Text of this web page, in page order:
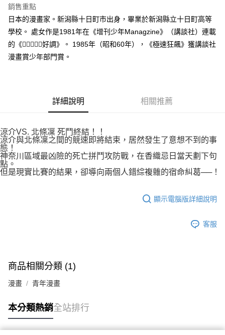
ATM／網路銀行／等多元方式進行付款，方視為交易完成。
※ 請注意：結帳手續完成當下不需立刻繳費，但若您需要取消訂單，請聯絡
購買商品的店家。未經商家同意取消之訂單仍視為有效，需透過AFTEE先享
後付繳納相關費用。
※ 交易是否成功請以「AFTEE先享後付 」之結帳頁面顯示為準，若有關於
是否繳費成功／繳費後需取消欲退款等相關疑問，請聯繫「AFTEE先享後付
易，需依本服務之必要範圍內提供個人資料，並將交易相關給付款項請求債
https://aftee.tw/terms/#terms3
３．未成年的使用者請事先徵得法定代理人或監護人之同意方可使用
「AFTEE先享後付」，若未經同意申辦者引起之損失，本公司不負相關責
任。
４．使用「AFTEE先享後付」時，將依據個別帳號之用戶狀況，依本公司即
時審查核予不同之上限額度；若仍有額度不足之情形，本公司將視審查結果
恩沛科技股份有限公司將有權停止該用戶之使用額度並採取法律行動。
每筆NT$80，滿NT$500(含以上)免運費
付款後萊爾富取貨
每筆NT$80，滿NT$500(含以上)免運費
付款後7-11取貨
宅配
每筆NT$100，滿NT$800(含以上)免運費
國家/地區配送 查看運費
銷售重點
日本的漫畫家。新潟縣十日町市出身，畢業於新潟縣立十日町高等
學校。 處女作是1981年在《增刊少年Managzine》（講談社）連載
的《好調》。 1985年（昭和60年），《極速狂飆》獲講談社
漫畫賞少年部門賞。
詳細說明 相關推薦
涼介VS. 北條凜 死鬥終結！！
涼介與北條凜之間的競速即將結束，居然發生了意想不到的事
態！
神奈川區域最凶險的死亡拼鬥攻防戰，在香織忌日當天劃下句
點。
但是現實比賽的結果，卻導向兩個人錯綜複雜的宿命糾葛──！
顯示電腦版詳細說明
客服
商品相關分類 (1)
漫畫 青年漫畫
本分類熱銷全站排行